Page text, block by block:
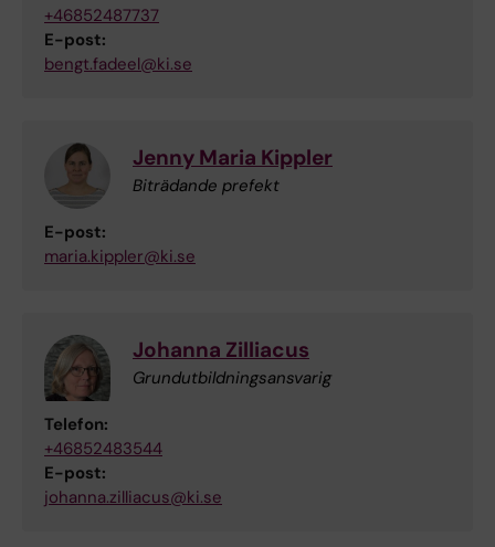
+46852487737
E-post:
bengt.fadeel@ki.se
Jenny Maria Kippler
Biträdande prefekt
E-post:
maria.kippler@ki.se
Johanna Zilliacus
Grundutbildningsansvarig
Telefon:
+46852483544
E-post:
johanna.zilliacus@ki.se